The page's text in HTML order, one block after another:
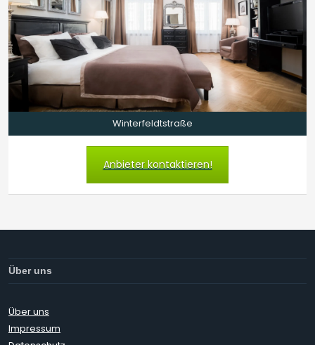
Winterfeldtstraße
Anbieter kontaktieren!
Über uns
Über uns
Impressum